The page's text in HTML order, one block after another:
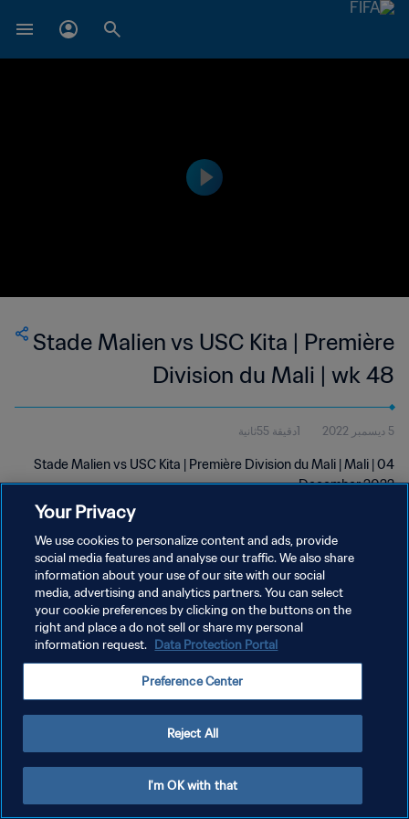
Stade Malien vs USC Kita | Première
Division du Mali | wk 48
5 ديسمبر 2022 1دقيقة 55ثانية
Stade Malien vs USC Kita | Première Division du Mali | Mali | 04
December 2022
سياسة الخصوصية
إدارة تفضيلات ملفات تعريف الارتباط
Your Privacy
We use cookies to personalize content and ads, provide
social media features and analyse our traffic. We also share
information about your use of our site with our social
media, advertising and analytics partners. You can select
your cookie preferences by clicking on the buttons on the
right and place a do not sell or share my personal
information request. Data Protection Portal
Preference Center
Reject All
I'm OK with that